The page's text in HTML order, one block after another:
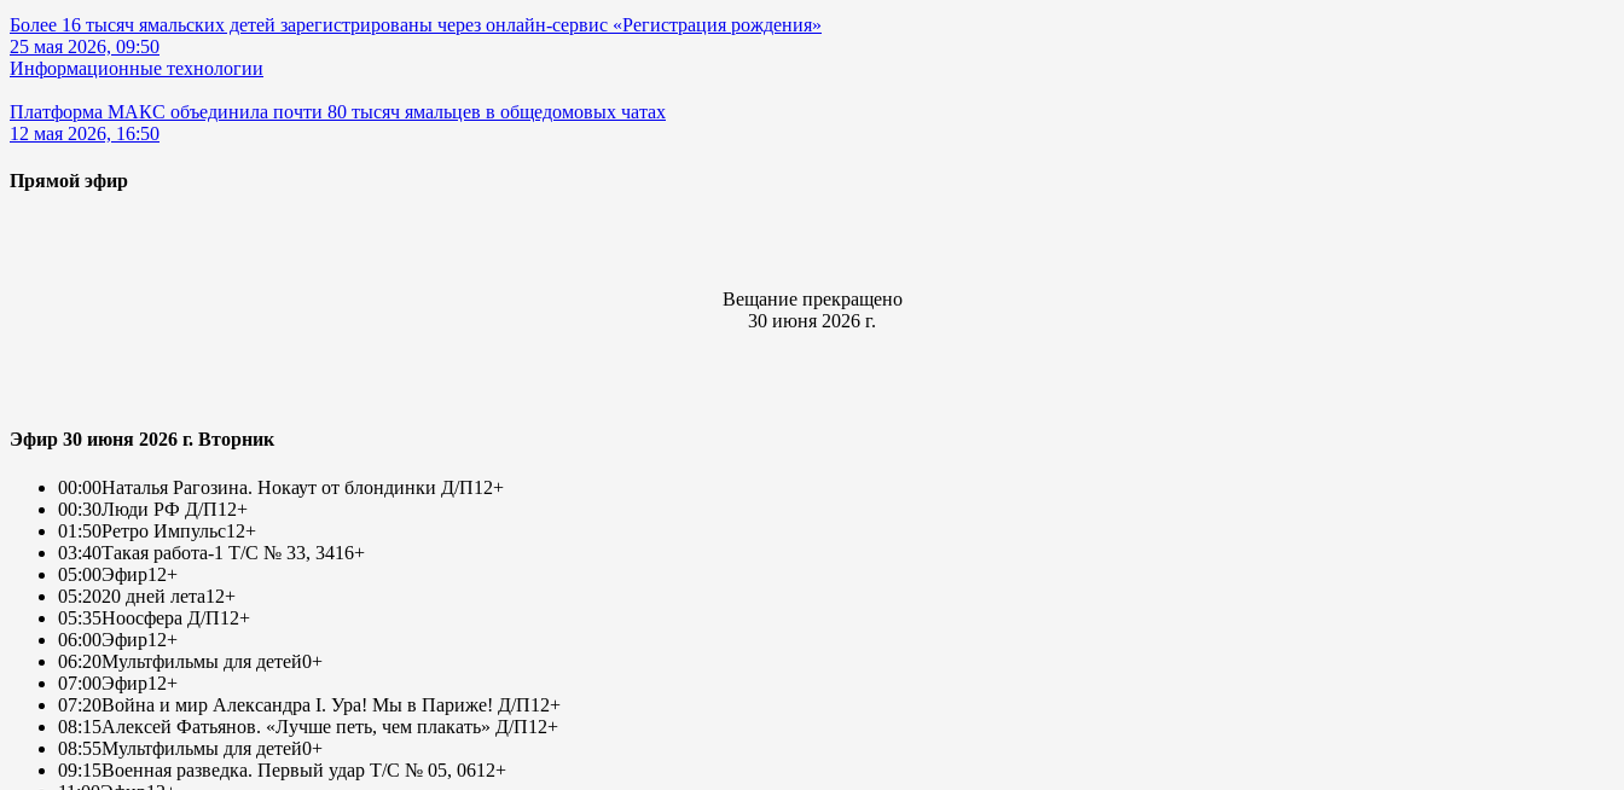
Более 16 тысяч ямальских детей зарегистрированы через онлайн-сервис «Регистрация рождения»
25 мая 2026, 09:50
Информационные технологии
Платформа МАКС объединила почти 80 тысяч ямальцев в общедомовых чатах
12 мая 2026, 16:50
Прямой эфир
Вещание прекращено
30 июня 2026 г.
Эфир 30 июня 2026 г. Вторник
00:00Наталья Рагозина. Нокаут от блондинки Д/П12+
00:30Люди РФ Д/П12+
01:50Ретро Импульс12+
03:40Такая работа-1 Т/С № 33, 3416+
05:00Эфир12+
05:2020 дней лета12+
05:35Ноосфера Д/П12+
06:00Эфир12+
06:20Мультфильмы для детей0+
07:00Эфир12+
07:20Война и мир Александра I. Ура! Мы в Париже! Д/П12+
08:15Алексей Фатьянов. «Лучше петь, чем плакать» Д/П12+
08:55Мультфильмы для детей0+
09:15Военная разведка. Первый удар Т/С № 05, 0612+